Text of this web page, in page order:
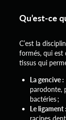
Qu’est-ce
C’est la
formés, qui est
tissus qui
La gencive :
parodonte,
bactéries ;
Le ligament :
racines